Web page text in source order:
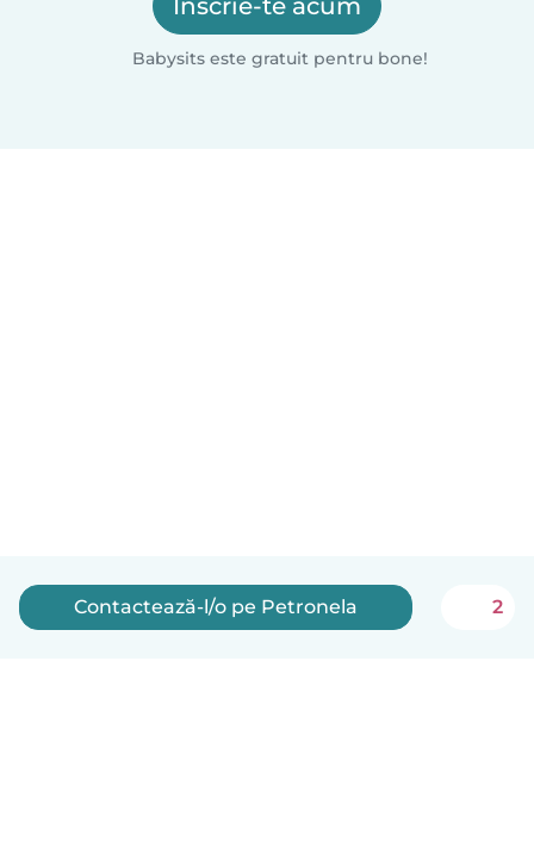
Înscrie-te acum
Babysits este gratuit pentru bone!
Contactează-l/o pe Petronela 2